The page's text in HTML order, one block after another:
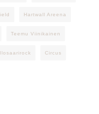
Hartwall Areena
Teemu Viinikainen
Ilosaarirock Circus